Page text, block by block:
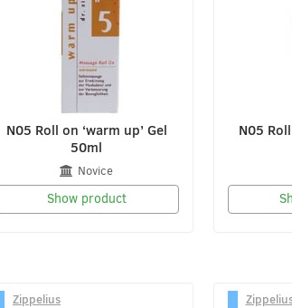
N05 Roll on ‘warm up’ Gel
50ml
Novice
Show product
N05
Zippelius